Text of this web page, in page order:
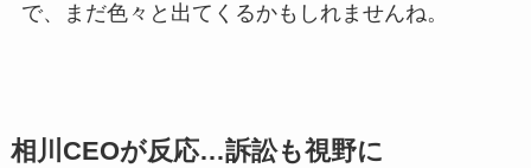
で、まだ色々と出てくるかもしれませんね。
相川CEOが反応…訴訟も視野に